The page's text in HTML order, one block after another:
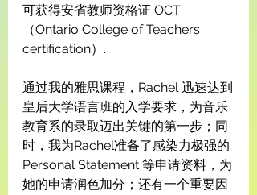
可获得安省教师资格证 OCT
（Ontario College of Teachers
certification）.
通过我的雅思课程，Rachel 迅速达到
皇后大学语言班的入学要求，为音乐
教育系的录取迈出关键的第一步；同
时，我为Rachel准备了感染力极强的
Personal Statement 等申请资料，为
她的申请润色加分；还有一个重要因